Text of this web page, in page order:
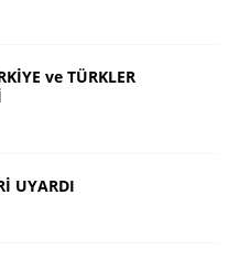
ve TÜRKLER
UYARDI